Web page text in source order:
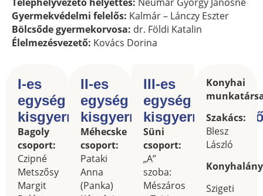
Gyermekvédelmi felelős: Kalmár – Lánczy Eszter
Bölcsőde gyermekorvosa: dr. Földi Katalin
Élelmezésvezető: Kovács Dorina
I-es
egység
kisgyermeknevelői
Bagoly
csoport:
Czipné
Metszősy
Margit
II-es
egység
kisgyermeknevelői
Méhecske
csoport:
Pataki
Anna
(Panka)
III-es
egység
Süni
csoport:
„A”
szoba:
Mészáros
Konyhai
Szakács:
Blesz
László
Szigeti